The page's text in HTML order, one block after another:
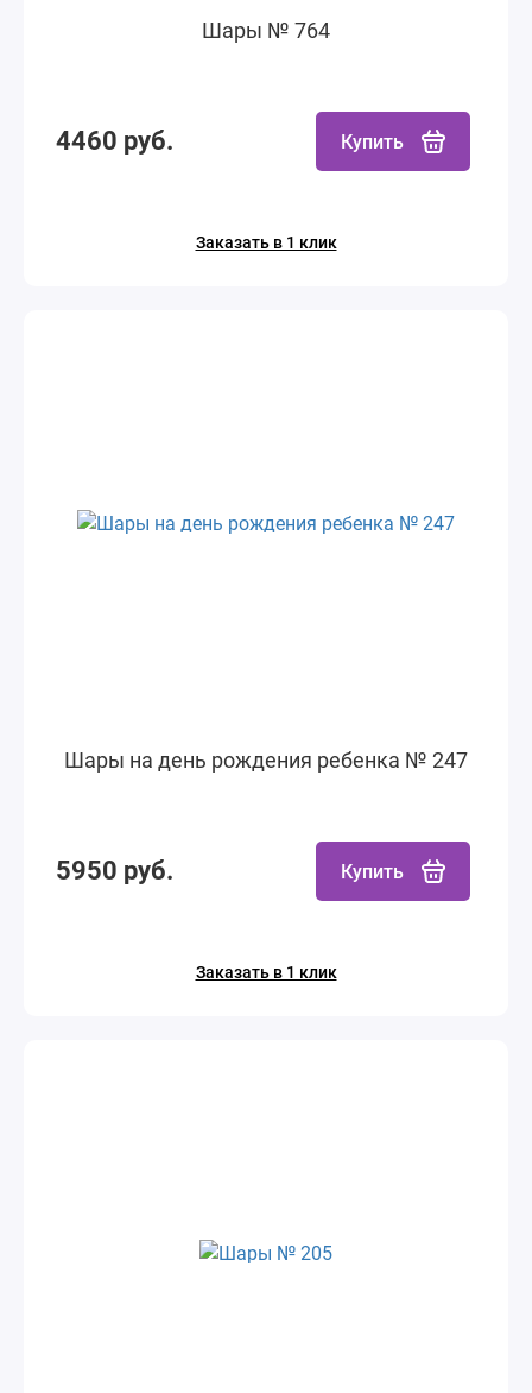
Шары № 764
4460 руб. Купить
Заказать в 1 клик
Шары на день рождения ребенка № 247
5950 руб. Купить
Заказать в 1 клик